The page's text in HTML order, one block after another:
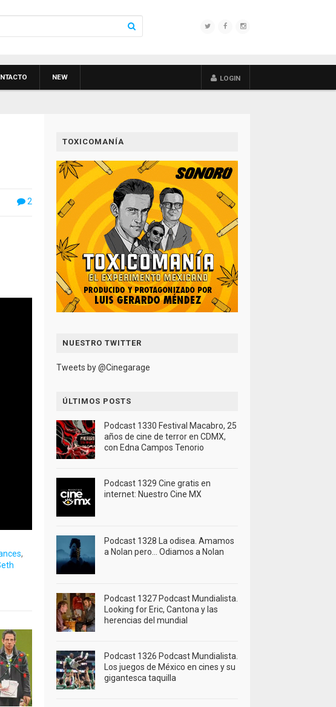
NEW LOGIN
2
,
TOXICOMANÍA
NUESTRO TWITTER
Tweets by @Cinegarage
ÚLTIMOS POSTS
Podcast 1330 Festival Macabro, 25
años de cine de terror en CDMX,
con Edna Campos Tenorio
Podcast 1329 Cine gratis en
internet: Nuestro Cine MX
Podcast 1328 La odisea. Amamos
a Nolan pero… Odiamos a Nolan
Podcast 1327 Podcast Mundialista.
Looking for Eric, Cantona y las
herencias del mundial
Podcast 1326 Podcast Mundialista.
Los juegos de México en cines y su
gigantesca taquilla